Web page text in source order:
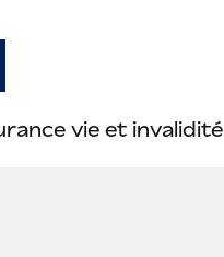
vie et invalidité